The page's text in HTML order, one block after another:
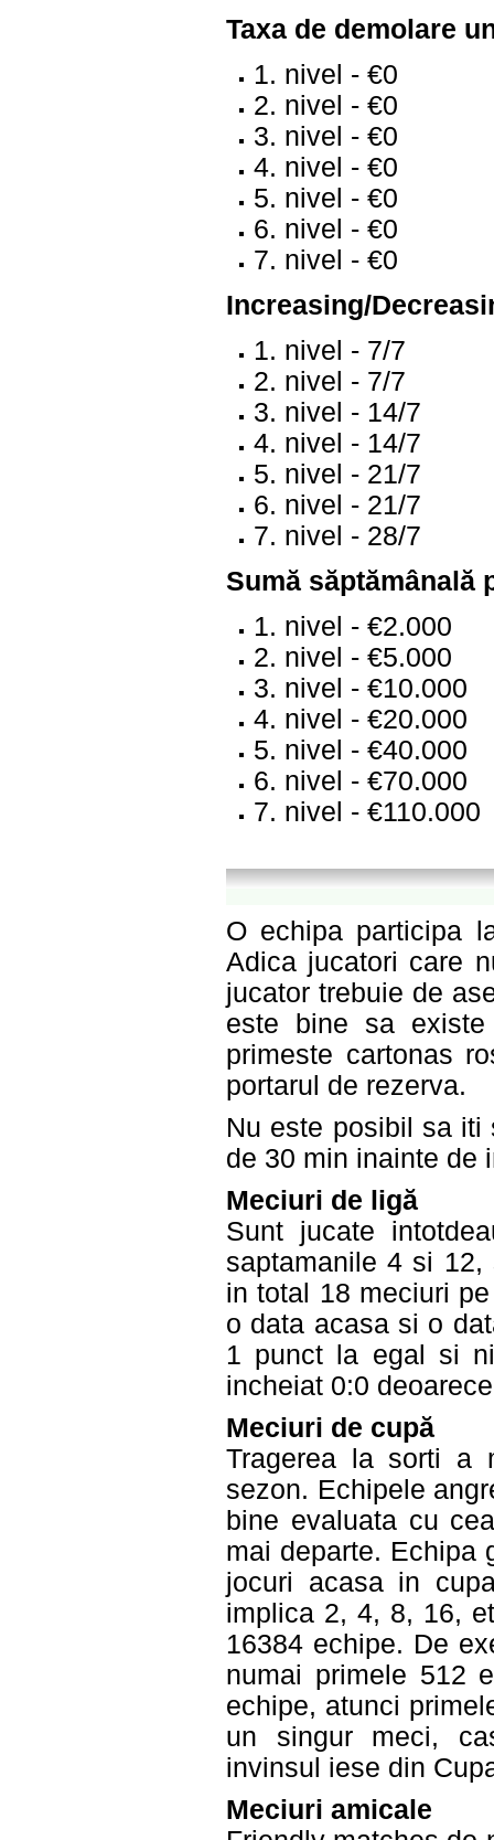
Taxa de demolare
1. nivel - €0
2. nivel - €0
3. nivel - €0
4. nivel - €0
5. nivel - €0
6. nivel - €0
7. nivel - €0
Increasing/
1. nivel - 7/7
2. nivel - 7/7
3. nivel - 14/7
4. nivel - 14/7
5. nivel - 21/7
6. nivel - 21/7
7. nivel - 28/7
Sumă săptămânală
1. nivel - €2.000
2. nivel - €5.000
3. nivel - €10.000
4. nivel - €20.000
5. nivel - €40.000
6. nivel - €70.000
7. nivel - €110.000
O echipa participa
Adica jucatori care
jucator trebuie de
este bine sa existe
primeste cartonas
portarul de rezerva.
Nu este posibil sa iti
de 30 min inainte de
Meciuri de ligă
Sunt jucate
saptamanile 4 si
in total 18 meciuri
o data acasa si o
1 punct la egal si
incheiat 0:0
Meciuri de cupă
Tragerea la sorti a
sezon. Echipele
bine evaluata cu
mai departe. Echipa
jocuri acasa in
implica 2, 4, 8, 16,
16384 echipe. De
numai primele 512
echipe, atunci
un singur meci,
invinsul iese din
Meciuri amicale